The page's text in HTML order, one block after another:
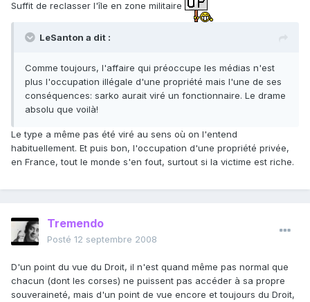
Suffit de reclasser l'île en zone militaire
LeSanton a dit :
Comme toujours, l'affaire qui préoccupe les médias n'est
plus l'occupation illégale d'une propriété mais l'une de ses
conséquences: sarko aurait viré un fonctionnaire. Le drame
absolu que voilà!
Le type a même pas été viré au sens où on l'entend
habituellement. Et puis bon, l'occupation d'une propriété privée,
en France, tout le monde s'en fout, surtout si la victime est riche.
Tremendo
Posté 12 septembre 2008
D'un point du vue du Droit, il n'est quand même pas normal que
chacun (dont les corses) ne puissent pas accéder à sa propre
souveraineté, mais d'un point de vue encore et toujours du Droit,